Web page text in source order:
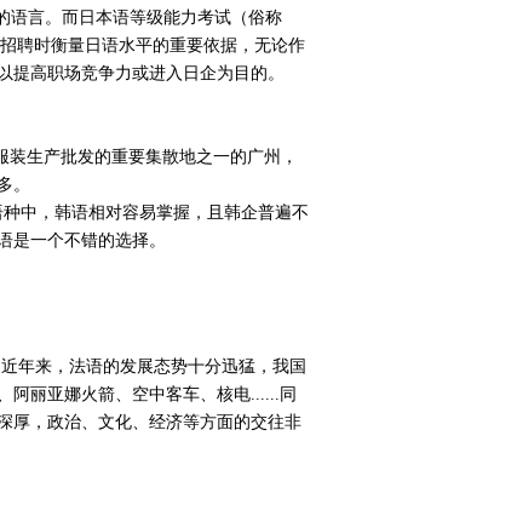
语言。而日本语等级能力考试（俗称
聘时衡量日语水平的重要依据，无论作
高职场竞争力或进入日企为目的。
生产批发的重要集散地之一的广州，
。
中，韩语相对容易掌握，且韩企普遍不
一个不错的选择。
年来，法语的发展态势十分迅猛，我国
阿丽亚娜火箭、空中客车、核电......同
厚，政治、文化、经济等方面的交往非